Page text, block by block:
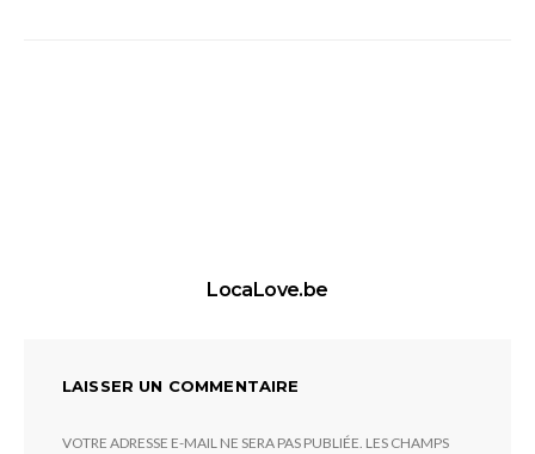
LocaLove.be
LAISSER UN COMMENTAIRE
VOTRE ADRESSE E-MAIL NE SERA PAS PUBLIÉE. LES CHAMPS